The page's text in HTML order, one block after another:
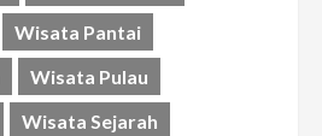
Wisata Pantai
Wisata Pulau
Wisata Sejarah